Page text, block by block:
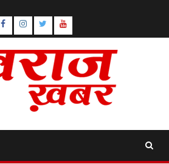
Facebook
Instagram
TwitterYouTube